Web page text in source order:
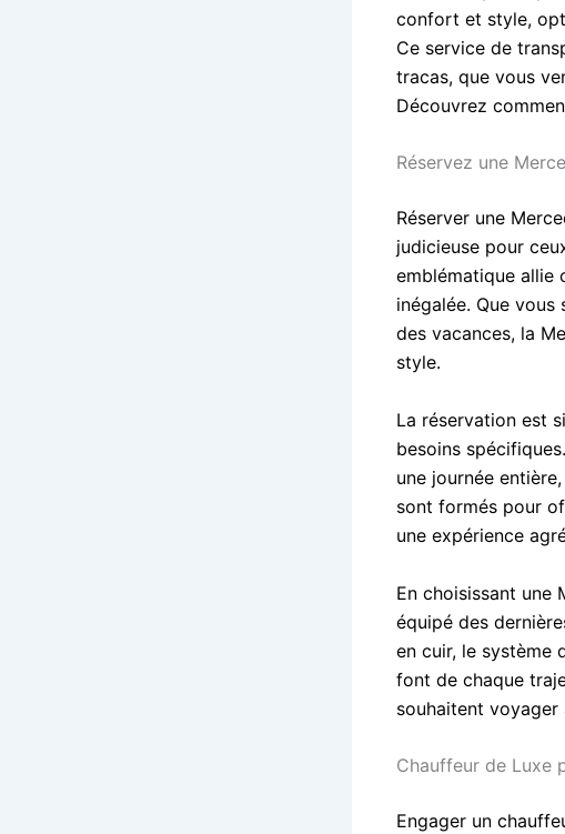
confort et style,
Ce service de
tracas, que vous
Découvrez
Réservez une
Réserver une
judicieuse pour
emblématique allie
inégalée. Que
des vacances, la
style.
La réservation est
besoins
une journée
sont formés pour
une expérience
En choisissant une
équipé des
en cuir, le système
font de chaque
souhaitent
Chauffeur de Luxe
Engager un